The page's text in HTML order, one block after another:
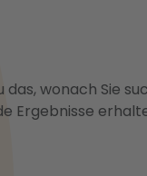
wonach Sie
Ergebnisse